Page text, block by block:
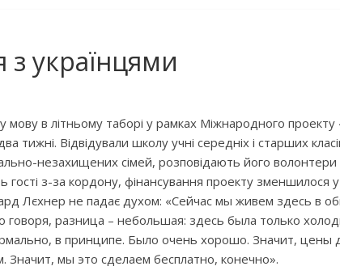
з українцями
мову в літньому таборі у рамках Міжнародного
тижні. Відвідували школу учні середніх і старших
незахищених сімей, розповідають його волонтери
з-за кордону, фінансування проекту зменшилося у
Лєхнер не падає духом: «Сейчас мы живем здесь в
разница – небольшая: здесь была только
в принципе. Было очень хорошо. Значит, цены
мы это сделаем бесплатно, конечно».